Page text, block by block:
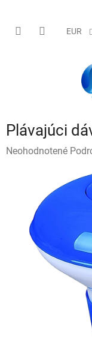
obsah
EUR
Plávajúci
Priemerné
hviezdičiek.
Neohodnotené